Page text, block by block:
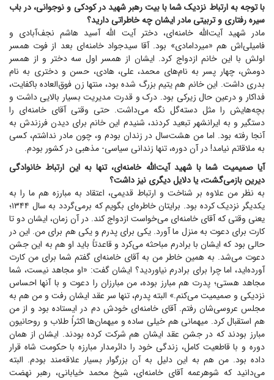
با توجه به ارتباط نزدیک شما با بیت رهبر شهید در کودکی و نوجوانی، در باب
سیره رفتاری و تربیتی مادر ایشان چه خاطراتی دارید؟
مادر شهید آیت‌الله خامنه‌ای، دختر آیت الله آسید هاشم نجف‌آبادی و
فامیلی‌اش هم «میردامادی» بود. آقا سیدجواد خامنه‌ای بعد از فوت همسر
اولش با این خانم ازدواج کرد. ایشان از همسر اول سه دختر و از همسر
دومش، چهار پسر به نام‌های محمد، علی، هادی، حسن و دختری به نام
بدری داشت. این خانم هم یتیم بزرگ شده بود، منتها زن فوق‌العاده باکفایت،
فداکار و درعین حال زیرکی بود. درک و قدرت مدیریت بسیار بالایی داشت و
بچه‌هایش را مثل دسته‌گل نگه می‌داشت. حتی وقتی آقای خامنه‌ای را
دستگیر و به ایرانشهر تبعید کردند، شنیدم این خانم برای دیدن فرزندش به
آنجا رفته بود. اما من هشت‌سال در زندان بودم و، چون مادر نداشتم، کسی
به ملاقاتم نیامد! در آن دوره، تنها زندانی سیاسی- مذهبی در کشور بودم.
آیا صمیمیت شما با شهید آیت‌الله خامنه‌ای، تنها به این ارتباط خانوادگی
دیرین بازمی‌گشت، یا دلایل دیگری نیز داشت؟
به نظر من علاوه بر شناخت و ارتباط قدیمی، اعتقاد به مبارزه هم ما را به
یکدیگر نزدیک کرده بود. برایتان خاطره‌ای بگویم که برمی‌گردد به سال ۱۳۴۴؛
یعنی وقتی که آقای خامنه‌ای می‌خواست ازدواج کند. در آن زمان، ایشان دو تا
کارت برای دعوت به منزل ما آورد. یکی برای پدرم و یکی هم برای من. این در
حالی بود که ایشان با برادرم مباحثه می‌کرد و قاعدتاً باید او هم به این جشن
دعوت می‌شد. به همین خاطر من به آقای خامنه‌ای گفتم شما برای من کارت
آورده‌اید، اما چرا برای برادرم نیاوردید؟ ایشان گفت: «او مجاهد نیست، شما
مجاهد هستی؛ پدرت هم مبارز بوده، من مبارزان را دعوت و با آنها احساس
نزدیکی و صمیمیت می‌کنم.» البته پدرم، تنها سر عقد ایشان رفت و من هم به
مجلس عروسی‌شان رفتم. آقای خامنه‌ای خودش دم در ایستاده بود و از من
هم استقبال کرد. میهمانی هم خیلی ساده و میهمان‌ها اکثراً طلاب و روحانیون
مبارز بودند که در جشن عقد ایشان هم شرکت کرده بودند. ایشان از همان
دوره و با قاطعیت کامل، زندگی خود را دائرمدار مبارزه با حکومت شاه قرار
داده بود. من هم به این دلیل به آن بزرگوار بسیار علاقه‌مند بودم. البته
می‌دانید که شوهرعمه آقای خامنه‌ای، شیخ محمد خیابانی، رهبر نهضت